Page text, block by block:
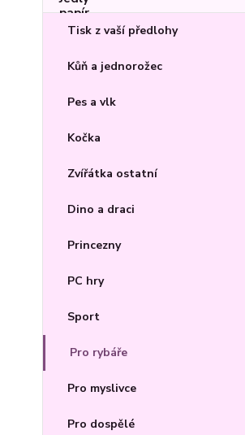
Tisk z vaší předlohy
Kůň a jednorožec
Pes a vlk
Kočka
Zvířátka ostatní
Dino a draci
Princezny
PC hry
Sport
Pro rybáře
Pro myslivce
Pro dospělé